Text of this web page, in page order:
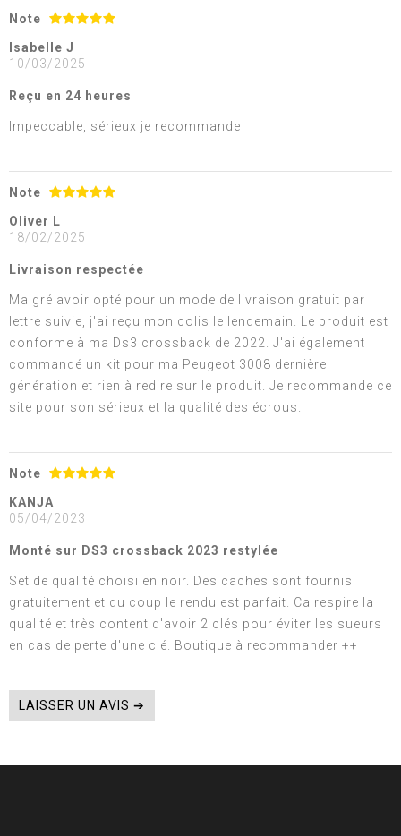
Note
Isabelle J
10/03/2025
Reçu en 24 heures
Impeccable, sérieux je recommande
Note
Oliver L
18/02/2025
Livraison respectée
Malgré avoir opté pour un mode de livraison gratuit par
lettre suivie, j'ai reçu mon colis le lendemain. Le produit est
conforme à ma Ds3 crossback de 2022. J'ai également
commandé un kit pour ma Peugeot 3008 dernière
génération et rien à redire sur le produit. Je recommande ce
site pour son sérieux et la qualité des écrous.
Note
KANJA
05/04/2023
Monté sur DS3 crossback 2023 restylée
Set de qualité choisi en noir. Des caches sont fournis
gratuitement et du coup le rendu est parfait. Ca respire la
qualité et très content d'avoir 2 clés pour éviter les sueurs
en cas de perte d'une clé. Boutique à recommander ++
LAISSER UN AVIS ➔